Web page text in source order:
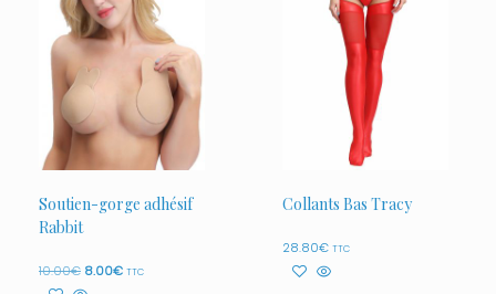
Soutien-gorge adhésif
Rabbit
10.00€ Le
prix
8.00€LeTTC
Collants Bas Tracy
28.80€ TTC